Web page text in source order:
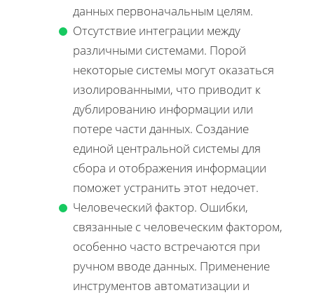
данных первоначальным целям.
Отсутствие интеграции между
различными системами. Порой
некоторые системы могут оказаться
изолированными, что приводит к
дублированию информации или
потере части данных. Создание
единой центральной системы для
сбора и отображения информации
поможет устранить этот недочет.
Человеческий фактор. Ошибки,
связанные с человеческим фактором,
особенно часто встречаются при
ручном вводе данных. Применение
инструментов автоматизации и